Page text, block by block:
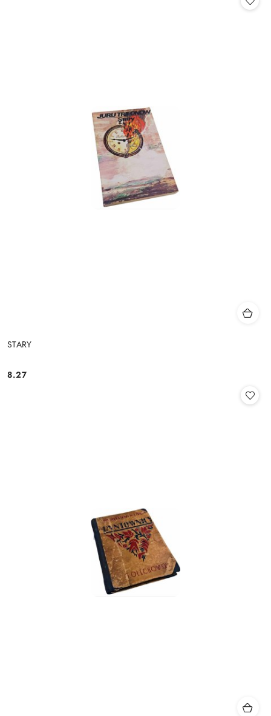
STARY
Cena:
8.27